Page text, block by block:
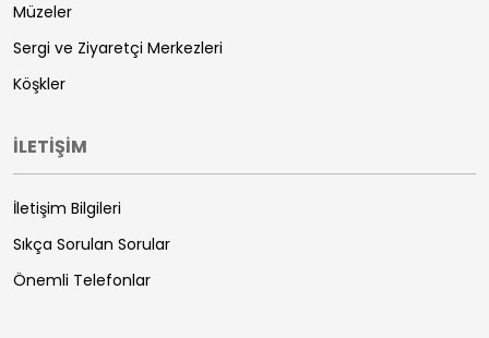
Müzeler
Sergi ve Ziyaretçi Merkezleri
Köşkler
İLETİŞİM
İletişim Bilgileri
Sıkça Sorulan Sorular
Önemli Telefonlar